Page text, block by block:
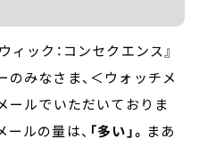
ィック：コンセクエンス』
のみなさま、＜ウォッチメ
ールでいただいておりま
ルの量は、 「多い」。 まあ